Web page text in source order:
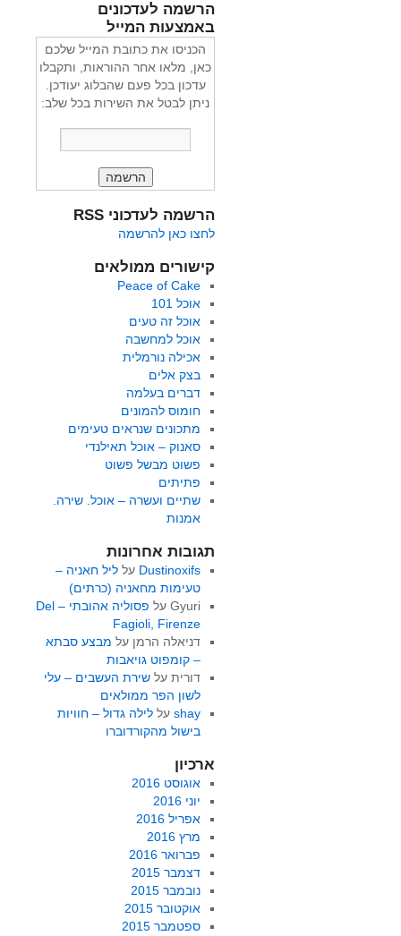
הרשמה לעדכונים
באמצעות המייל
הכניסו את כתובת המייל שלכם
כאן, מלאו אחר ההוראות, ותקבלו
עדכון בכל פעם שהבלוג יעודכן.
ניתן לבטל את השירות בכל שלב:
הרשמה לעדכוני RSS
לחצו כאן להרשמה
קישורים ממולאים
Peace of Cake
אוכל 101
אוכל זה טעים
אוכל למחשבה
אכילה נורמלית
בצק אלים
דברים בעלמה
חומוס להמונים
מתכונים שנראים טעימים
סאנוק – אוכל תאילנדי
פשוט מבשל פשוט
פתיתים
שתיים ועשרה – אוכל. שירה.
אמנות
תגובות אחרונות
Dustinoxifs על ליל חאניה –
טעימות מחאניה (כרתים)
Gyuriעל
פסוליה אהובתי – Del
Fagioli, Firenze
דניאלה הרמן על מבצע סבתא
– קומפוט גויאבות
דוריתעל שירת העשבים – עלי
לשון הפר ממולאים
shayעל לילה גדול – חוויות
בישול מהקורדוברו
ארכיון
אוגוסט 2016
יוני 2016
אפריל 2016
מרץ 2016
פברואר 2016
דצמבר 2015
נובמבר 2015
אוקטובר 2015
ספטמבר 2015